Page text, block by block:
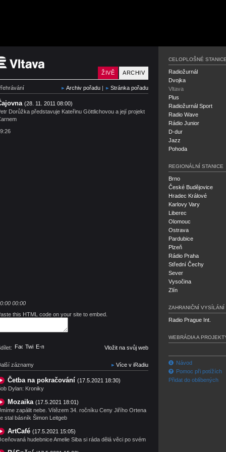
Český rozhlas Vltava
ARCHIV
ŽIVĚ
Archiv pořadu | Stránka pořadu
(28. 11. 2011 08:00)
Dorůžka představuje Kateřinu Göttlichovou a její projekt
00:00
this HTML code on your site to embed.
Facebook
TwitterE-mail Vložit na svůj web
záznamy Více v iRadiu
Četba na pokračování (17.5.2021 18:30)
Dylan: Kroniky
Mozaika (17.5.2021 18:01)
zapálit nebe. Vítězem 34. ročníku Ceny Jiřího Ortena
stal básník Šimon Leitgeb
ArtCafé (17.5.2021 15:05)
hudebnice Amelie Siba si ráda dělá věci po svém
CELOPLOŠNÉ
Radiožurnál
Dvojka
Vltava
Plus
Radiožurnál Sport
Radio Wave
Rádio Junior
D-dur
Jazz
Pohoda
REGIONÁLNÍ STANICE
Brno
České Budějovice
Hradec Králové
Karlovy Vary
Liberec
Olomouc
Ostrava
Pardubice
Plzeň
Rádio Praha
Střední Čechy
Sever
Vysočina
Zlín
ZAHRANIČNÍ VYSÍLÁNÍ
Radio Prague Int.
WEBRÁDIA A
Návod
Pomoc při potížích
Přidat do oblíbených